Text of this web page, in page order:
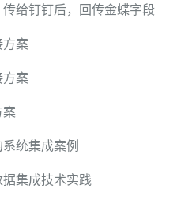
给钉钉后，回传金蝶字段
案
案
案
统集成案例
集成技术实践